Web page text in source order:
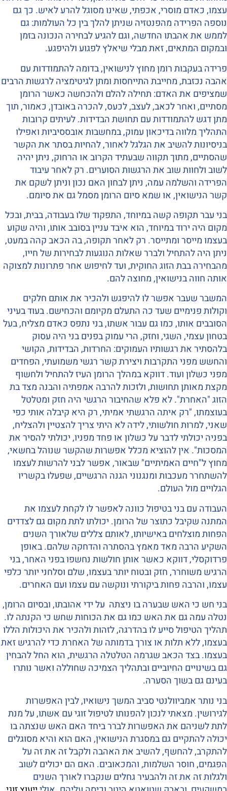
עצמו, כאדם מוסרי, אכפתי, שאינו מסוגל להרע לאיש. כך גם
נוספה הפרידה מהפנטזיה שניתן להלך בין כל העולמות: גם
לממש את אהבתו החדשה, וגם להגיע לבחירה הנכונה בזמן
ובמקום המתאים, זאת מבלי שיאלץ לפגוע ולהיפגע.
פרידה בעקבות רומן מחוץ לנישואין, בדומה להתמודדות עם
אהבה נכזבת, מחייבת התייחסות ומתן לגיטימציה לרגשות הרבים
שמציפים את האדם: תחילה להלם ולהכחשה כאשר הרומן
מסתיים, ואחר לכאב, לעצב, לכעס, להכרה באובדן, כאמור, תוך
מתן דגש להתמודדות עם תחושת הבדידות. לעיתים קרובות
התהליך מלווה בדיכאון עמוק, במחשבות אובססיביות ואפילו
בניסיונות להשיב את הגלגל לאחור, להחיות בסתר את הקשר
שהסתיים, מתוך תקווה שבעתיד הקרוב או הרחוק, ניתן יהיה
לשוב ולחוות שוב את הרגשות הסוערים. רק לאחר עיבוד
הפרידה והשלמה עמה, ניתן לבחון האם נכון וניתן לשקם את
קשר הנישואין, או שמא סיום הרומן מסמל גם את סיומם.
בני עבר תקופה קשה במיוחד, התפקוד שלו בעבודה, בבית, ובכל
מקום היה ירוד במיוחד, הוא איבד עניין בסובב אותו, והיה שקוע
בעצמו מייסר ומתייסר. רק לאחר תקופה, בה הכאב קהה במעט,
ניתן היה להתחיל ולברר שאלות הנוגעות לבחירות של חייו,
מהבחירה בבת הזוג החוקית, ועד לחיפוש אחר פתרונות למצוקה
אותה חווה בנישואין, מחוצה להם.
המשבר שעבר אפשר לו להיפגש ולהכיר את אותם חלקים
וקולות פנימיים שעד כה התעלם מקיומם והכחישם. בעוד בעיני
הסובבים אותו, כמו גם עבור אשתו, בני נתפס כאדם מצליח, בעל
בטחון עצמי, השגי, וחזק, הרי עמוק בפנים בני היה עסוק
בלהסתיר את רגשותיו העמוקים: החרדות, הבדידות, הקושי
והחשש מפני התקרבות ויצירת קשר רגשי משמועתי, הפחדים
מפני כשלון ועוד. דווקא במהלך הרומן העיז להתחיל ולחשוף
מקצת מאותן תחושות, ולזכות להרבה אמפתיה והבנה מצד בת
הזוג "האחרת". לא פלא שהחיבור הרגשי היה חזק ומטלטל
בעוצמתו, "רק איתה הרגשתי אמיתי, רק היא קיבלה אותי כפי
שאני, למרות חולשותי, לידה לא היתי צריך להצטיין ולהצליח,
בפניה יכולתי לדבר על כשלון או פחד מפניו, יכולתי להסיר את
המסכות". אין להוציא מכלל אפשרות שהקשר שנוהל בחשאי,
מחוץ ל"חיים האמיתיים" שבאור, אפשר לבני להרשות לעצמו
להשתחרר מעכבות ומנגנוני הגנה הרגשיים, שפעלו בקשריו
הגלויים מול העולם.
העבודה עם בני בטיפול כוונה לאפשר לו לקחת לעצמו את
המתנה שקיבל כתוצר של הרומן. יכולתו לתת מקום גם לצדדים
הפחות מוצלחים באישיותו, לאותם צללים שלאורך השנים
השקיע הרבה מאד מאמץ בהסתרה והדחקה שלהם. באופן
פרדוקסלי, דווקא כאשר אותן חולשות נחשפו בפני האחר, בני
הרגיש משוחרר, חזק ובטוח יותר בעצמו, שלם וסלחני יותר כלפי
עצמו, והרבה פחות ביקורתי ונוקשה עם עצמו ועם האחרים.
בני חש כי האש שבערה בו ניצתה על ידי אהובתו, ובסיום הרומן,
נטלה עמה גם את האש כמו גם את הכוחות שחש כי הקנתה לו.
תהליך הטיפול סייע לו בהדרגה, לזהות ולהכיר את היכולות הללו
בעצמו, ללא תלות או צורך בדמותה של האחרת כדי להרגיש זאת
בעצמו. בצד הכאב שגרמה הטלטלה הרגשית, הוא החל להבחין
גם בשינויים החיוביים ובתהליך הצמיכה שחוללה ואשר נותרו
בעינם גם בשוך הסערה.
בני נותר אמביוולנטי סביב המשך נישואיו, לבין האפשרות
לגירושין. מצאתי לנכון להפנותו לטיפול זוגי עם אשתו, על מנת
לתת לשניהם את האפשרות לברר ביחד האם האש שנצתה בו
יכולה להתקיים גם במסגרת הנישואין, האם הוא והיא מסוגלים
להתקרב, להחשף, להשיב את האהבה ולקבל זה את זה על
הפגמים, חוסר השלמות, והמכאובים. האם הם יכולים לשוב
ולגלות זה את זה ולהבעיר גחלים שנקברו לאורך השנים